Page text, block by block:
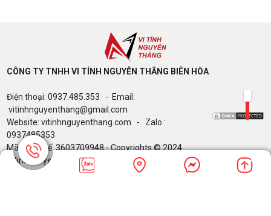
CÔNG TY TNHH VI TÍNH NGUYỄN THẮNG BIÊN HÒA​
Điện thoại: 0937.485.353 - Email:
vitinhnguyenthang@gmail.com
Website: vitinhnguyenthang.com - Zalo :
0937485353
Mã Số Thuế: 3603709948 - Copyrights © 2024
Vitinhnguyenthang.com. All Rights Reserved